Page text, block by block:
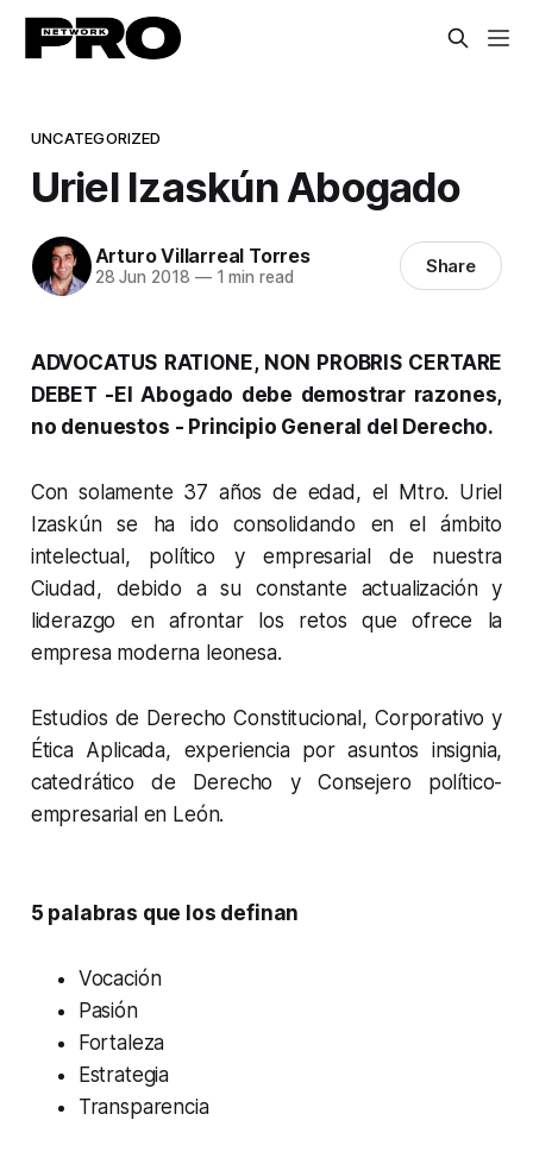
UNCATEGORIZED
Uriel Izaskún Abogado
Arturo Villarreal Torres
28 Jun 2018 —1 min read Share
ADVOCATUS RATIONE, NON PROBRIS CERTARE
DEBET -El Abogado debe demostrar razones,
no denuestos - Principio General del Derecho.
Con solamente 37 años de edad, el Mtro. Uriel
Izaskún se ha ido consolidando en el ámbito
intelectual, político y empresarial de nuestra
Ciudad, debido a su constante actualización y
liderazgo en afrontar los retos que ofrece la
empresa moderna leonesa.
Estudios de Derecho Constitucional, Corporativo y
Ética Aplicada, experiencia por asuntos insignia,
catedrático de Derecho y Consejero político-
empresarial en León.
5 palabras que los definan
Vocación
Pasión
Fortaleza
Estrategia
Transparencia